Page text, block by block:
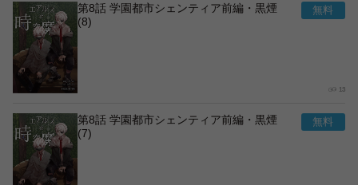
第8話 学園都市シェンティア前編・黒煙
(8)
13
第8話 学園都市シェンティア前編・黒煙
(7)